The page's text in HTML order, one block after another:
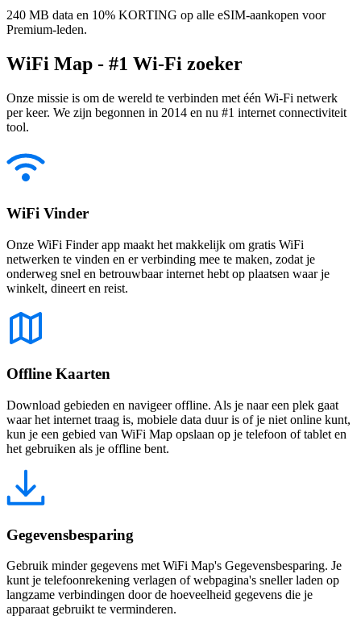
240 MB data en 10% KORTING op alle eSIM-aankopen voor
Premium-leden.
WiFi Map - #1 Wi-Fi zoeker
Onze missie is om de wereld te verbinden met één Wi-Fi netwerk
per keer. We zijn begonnen in 2014 en nu #1 internet connectiviteit
tool.
WiFi Vinder
Onze WiFi Finder app maakt het makkelijk om gratis WiFi
netwerken te vinden en er verbinding mee te maken, zodat je
onderweg snel en betrouwbaar internet hebt op plaatsen waar je
winkelt, dineert en reist.
Offline Kaarten
Download gebieden en navigeer offline. Als je naar een plek gaat
waar het internet traag is, mobiele data duur is of je niet online kunt,
kun je een gebied van WiFi Map opslaan op je telefoon of tablet en
het gebruiken als je offline bent.
Gegevensbesparing
Gebruik minder gegevens met WiFi Map's Gegevensbesparing. Je
kunt je telefoonrekening verlagen of webpagina's sneller laden op
langzame verbindingen door de hoeveelheid gegevens die je
apparaat gebruikt te verminderen.